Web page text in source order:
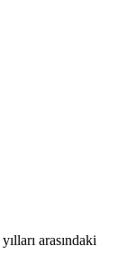
yılları arasındaki